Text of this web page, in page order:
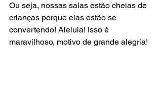
Ou seja, nossas salas estão cheias de
crianças porque elas estão se
convertendo! Aleluia! Isso é
maravilhoso, motivo de grande alegria!